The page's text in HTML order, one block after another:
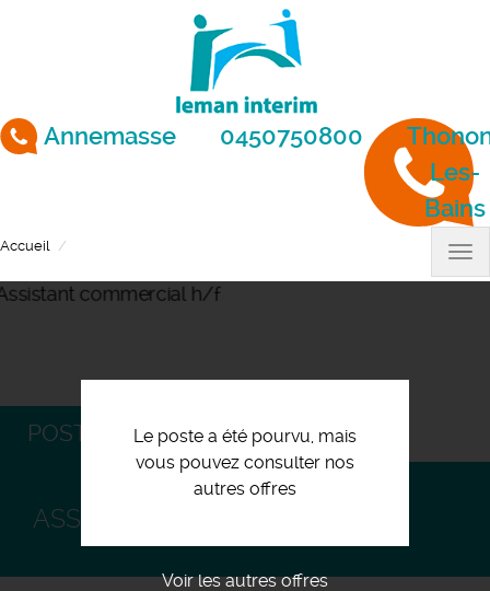
Annemasse 0450750800
Les-
Bains
Accueil
Le poste a été pourvu, mais
vous pouvez consulter nos
autres offres
Voir les autres offres
POSTULEZ
ASSISTANT COMMERCIAL H/F